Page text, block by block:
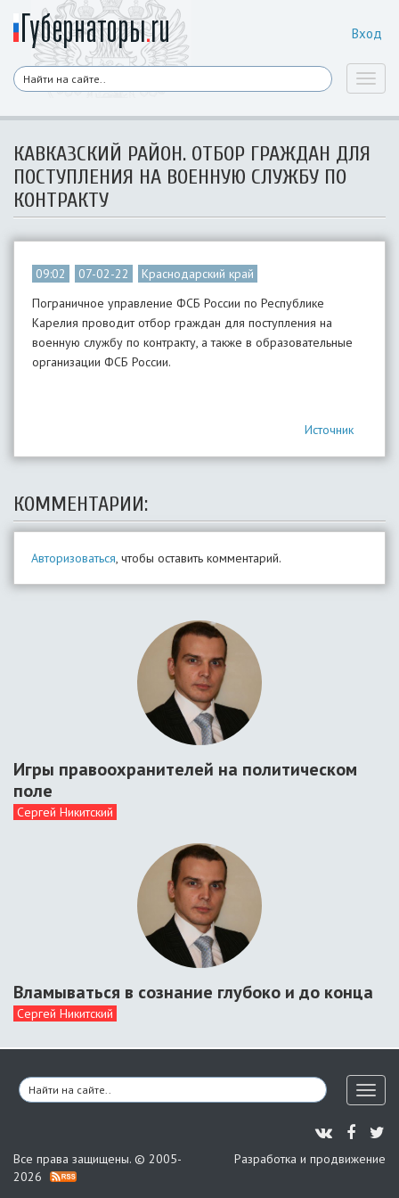
Вход
КАВКАЗСКИЙ РАЙОН. ОТБОР ГРАЖДАН ДЛЯ
ПОСТУПЛЕНИЯ НА ВОЕННУЮ СЛУЖБУ ПО
КОНТРАКТУ
09:02 07-02-22
Краснодарский край
Пограничное управление ФСБ России по Республике
Карелия проводит отбор граждан для поступления на
военную службу по контракту, а также в образовательные
организации ФСБ России.
Источник
КОММЕНТАРИИ:
Авторизоваться, чтобы оставить комментарий.
Игры правоохранителей на политическом
поле
Сергей Никитский
Вламываться в сознание глубоко и до конца
Сергей Никитский
Все права защищены. © 2005-
2026
Разработка и продвижение